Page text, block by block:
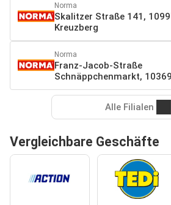
Norma
Skalitzer Straße 141,
Kreuzberg
Norma
Franz-Jacob-Straße
Schnäppchenmarkt,
Alle Filialen
Vergleichbare Geschäfte